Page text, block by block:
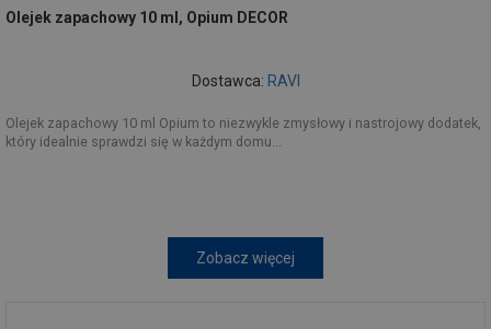
Olejek zapachowy 10 ml, Opium DECOR
Dostawca: RAVI
Olejek zapachowy 10 ml Opium to niezwykle zmysłowy i nastrojowy dodatek,
który idealnie sprawdzi się w każdym domu...
Zobacz więcej